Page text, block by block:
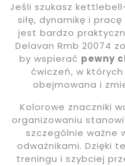
Jeśli szukasz
siłę, dynamikę i
jest bardzo
Delavan Rmb 20074
by wspierać pewny
ćwiczeń, w
obejmowana i
Kolorowe znaczniki
organizowaniu
szczególnie ważne
odważnikami. Dzięki
treningu i szybciej